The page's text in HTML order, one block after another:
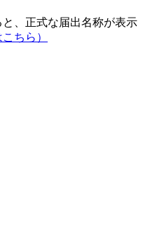
、正式な届出名称が表示
ちら）